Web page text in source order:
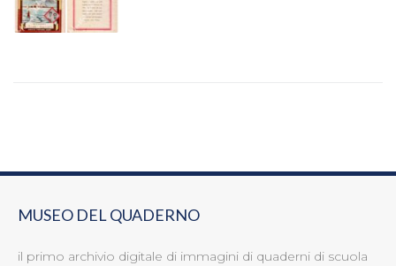
MUSEO DEL QUADERNO
il primo archivio digitale di immagini di quaderni di scuola